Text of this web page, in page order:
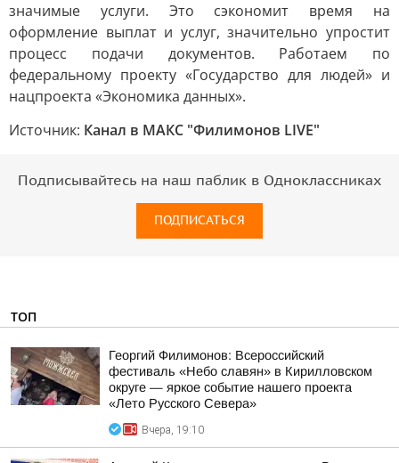
значимые услуги. Это сэкономит время на
оформление выплат и услуг, значительно упростит
процесс подачи документов. Работаем по
федеральному проекту «Государство для людей» и
нацпроекта «Экономика данных».
Источник: Канал в МАКС "Филимонов LIVE"
Подписывайтесь на наш паблик в Одноклассниках
ПОДПИСАТЬСЯ
ТОП
Георгий Филимонов: Всероссийский
фестиваль «Небо славян» в Кирилловском
округе — яркое событие нашего проекта
«Лето Русского Севера»
Вчера, 19:10